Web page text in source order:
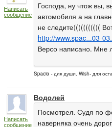
Написать
сообщение
Господа, ну чтож вы,
автомобиля а на
не следите(((((((((((
http://www.spac...03-
Версо написано. Мне
Spacio - для души. Wish- для
Написать
сообщение
Водолей
Посмотрел. Судя по
наверняка очень